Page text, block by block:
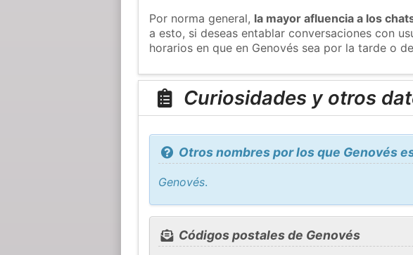
Por norma general, la mayor afluencia a los
a esto, si deseas entablar conversaciones con
horarios en que en Genovés sea por la tarde o
Curiosidades y otros
Otros nombres por los que Genovés
Genovés.
Códigos postales de Genovés